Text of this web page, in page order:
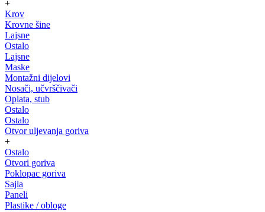
+
Krov
Krovne šine
Lajsne
Ostalo
Lajsne
Maske
Montažni dijelovi
Nosači, učvrščivači
Oplata, stub
Ostalo
Ostalo
Otvor uljevanja goriva
+
Ostalo
Otvori goriva
Poklopac goriva
Sajla
Paneli
Plastike / obloge